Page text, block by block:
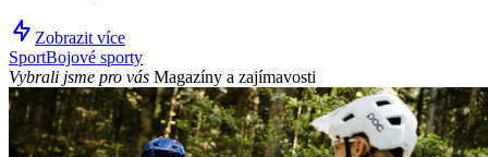
Zobrazit více
SportBojové sporty
Vybrali jsme pro vás Magazíny a zajímavosti